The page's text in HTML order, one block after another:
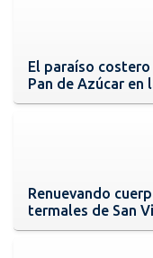
El paraíso
Pan de Azúcar en
Renuevando
termales de San